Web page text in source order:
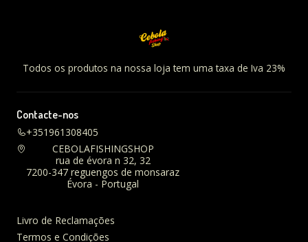
Todos os produtos na nossa loja tem uma taxa de Iva 23%
Contacte-nos
+351961308405
CEBOLAFISHINGSHOP
rua de évora n 32, 32
7200-347 reguengos de monsaraz
Évora - Portugal
Livro de Reclamações
Termos e Condições